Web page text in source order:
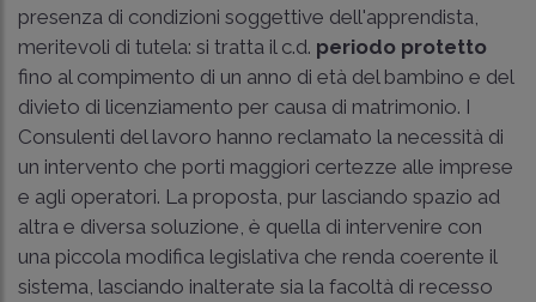
presenza di condizioni soggettive dell'apprendista,
meritevoli di tutela: si tratta il c.d. periodo protetto
fino al compimento di un anno di età del bambino e del
divieto di licenziamento per causa di matrimonio. I
Consulenti del lavoro hanno reclamato la necessità di
un intervento che porti maggiori certezze alle imprese
e agli operatori. La proposta, pur lasciando spazio ad
altra e diversa soluzione, è quella di intervenire con
una piccola modifica legislativa che renda coerente il
sistema, lasciando inalterate sia la facoltà di recesso